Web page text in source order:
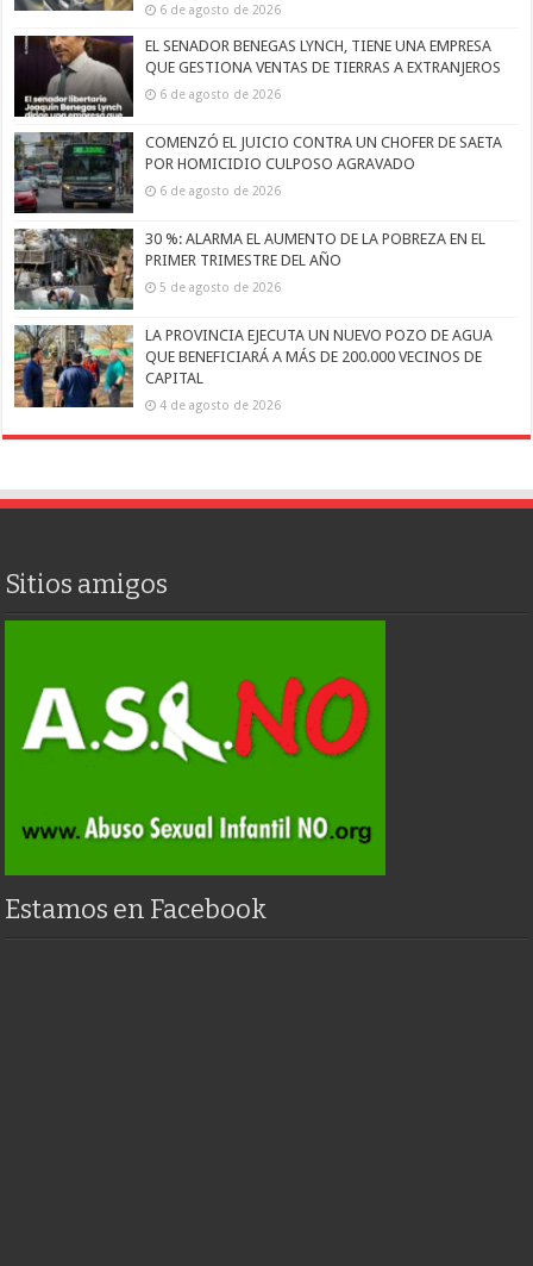
6 de agosto de 2026
EL SENADOR BENEGAS LYNCH, TIENE UNA EMPRESA
QUE GESTIONA VENTAS DE TIERRAS A EXTRANJEROS
6 de agosto de 2026
COMENZÓ EL JUICIO CONTRA UN CHOFER DE SAETA
POR HOMICIDIO CULPOSO AGRAVADO
6 de agosto de 2026
30 %: ALARMA EL AUMENTO DE LA POBREZA EN EL
PRIMER TRIMESTRE DEL AÑO
5 de agosto de 2026
LA PROVINCIA EJECUTA UN NUEVO POZO DE AGUA
QUE BENEFICIARÁ A MÁS DE 200.000 VECINOS DE
CAPITAL
4 de agosto de 2026
Sitios amigos
Estamos en Facebook